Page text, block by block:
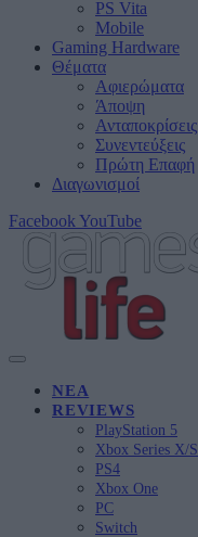
PS Vita
Mobile
Gaming Hardware
Θέματα
Αφιερώματα
Άποψη
Ανταποκρίσεις
Συνεντεύξεις
Πρώτη Επαφή
Διαγωνισμοί
Facebook YouTube
ΝΈΑ
REVIEWS
PlayStation 5
Xbox Series X/S
PS4
Xbox One
PC
Switch